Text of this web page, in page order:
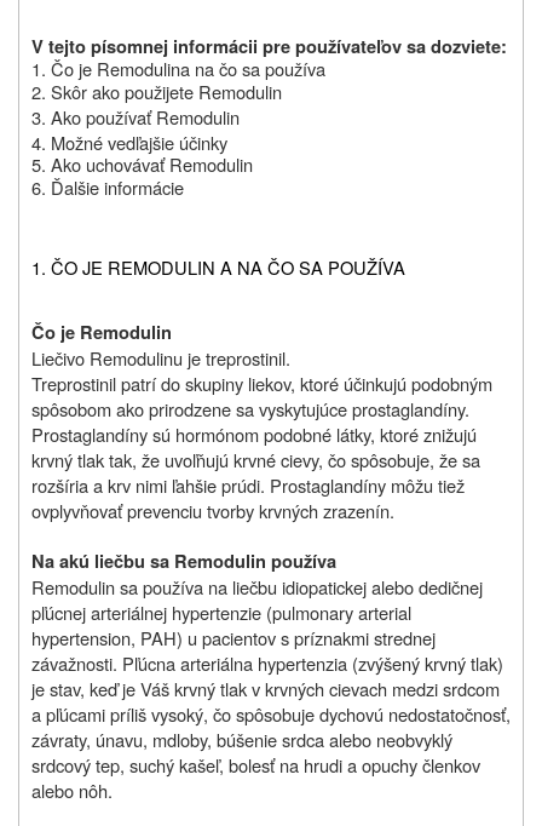
V tejto písomnej informácii pre používateľov sa dozviete:
1. Čo je Remodulina na čo sa používa
2. Skôr ako použijete Remodulin
3. Ako používať Remodulin
4. Možné vedľajšie účinky
5. Ako uchovávať Remodulin
6. Ďalšie informácie
1. ČO JE REMODULIN A NA ČO SA POUŽÍVA
Čo je Remodulin
Liečivo Remodulinu je treprostinil.
Treprostinil patrí do skupiny liekov, ktoré účinkujú podobným
spôsobom ako prirodzene sa vyskytujúce prostaglandíny.
Prostaglandíny sú hormónom podobné látky, ktoré znižujú
krvný tlak tak, že uvoľňujú krvné cievy, čo spôsobuje, že sa
rozšíria a krv nimi ľahšie prúdi. Prostaglandíny môžu tiež
ovplyvňovať prevenciu tvorby krvných zrazenín.
Na akú liečbu sa Remodulin používa
Remodulin sa používa na liečbu idiopatickej alebo dedičnej
pľúcnej arteriálnej hypertenzie (pulmonary arterial
hypertension, PAH) u pacientov s príznakmi strednej
závažnosti. Pľúcna arteriálna hypertenzia (zvýšený krvný tlak)
je stav, keď je Váš krvný tlak v krvných cievach medzi srdcom
a pľúcami príliš vysoký, čo spôsobuje dychovú nedostatočnosť,
závraty, únavu, mdloby, búšenie srdca alebo neobvyklý
srdcový tep, suchý kašeľ, bolesť na hrudi a opuchy členkov
alebo nôh.